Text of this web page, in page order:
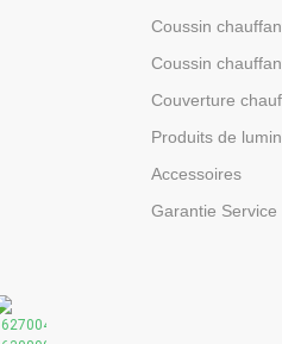
Coussin
Coussin
Couverture
Produits de
Accessoires
Garantie Service